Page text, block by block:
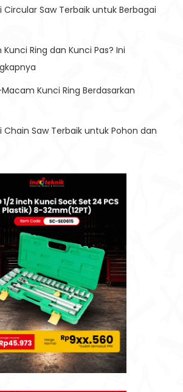
Circular Saw Terbaik untuk Berbagai
Ring dan Kunci Pas? Ini
Kunci Ring Berdasarkan
Chain Saw Terbaik untuk Pohon dan